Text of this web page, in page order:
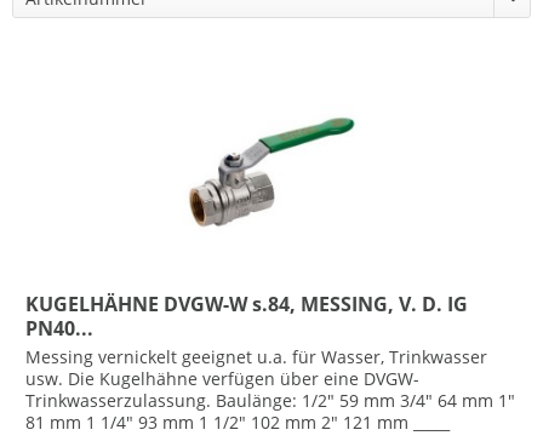
KUGELHÄHNE DVGW-W s.84, MESSING, V. D. IG
PN40...
Messing vernickelt geeignet u.a. für Wasser, Trinkwasser
usw. Die Kugelhähne verfügen über eine DVGW-
Trinkwasserzulassung. Baulänge: 1/2" 59 mm 3/4" 64 mm 1"
81 mm 1 1/4" 93 mm 1 1/2" 102 mm 2" 121 mm _____